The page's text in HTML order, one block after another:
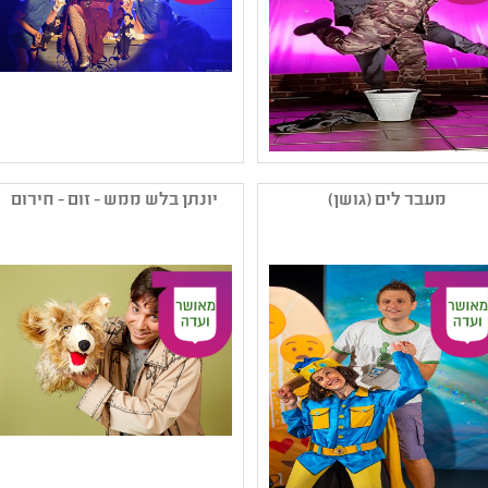
ליוצרים בנמל יפו
קטגוריה: תיאטרון נוער
נושאים: חירום זום Zoom
,עם כלביא ,תשפב ,סבלנות
וסובלנות
הישראלי
קטגוריה: מפגש תיאטרון
נושאים: תשפב ,חירום זום
Zoom
מעבר לים (גושן) יונתן בלש ממש - זום - חירום